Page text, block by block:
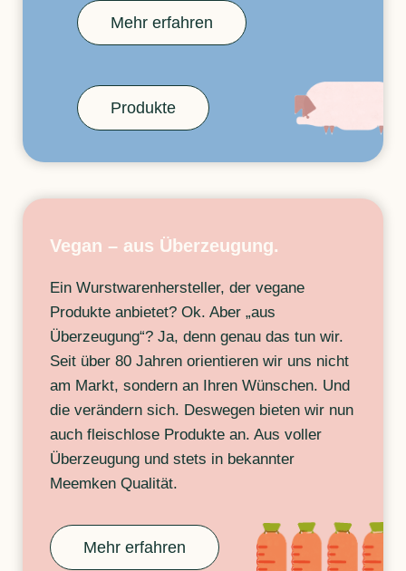
Mehr erfahren
Produkte
Vegan – aus Überzeugung.
Ein Wurstwarenhersteller, der vegane
Produkte anbietet? Ok. Aber „aus
Überzeugung“? Ja, denn genau das tun wir.
Seit über 80 Jahren orientieren wir uns nicht
am Markt, sondern an Ihren Wünschen. Und
die verändern sich. Deswegen bieten wir nun
auch fleischlose Produkte an. Aus voller
Überzeugung und stets in bekannter
Meemken Qualität.
Mehr erfahren